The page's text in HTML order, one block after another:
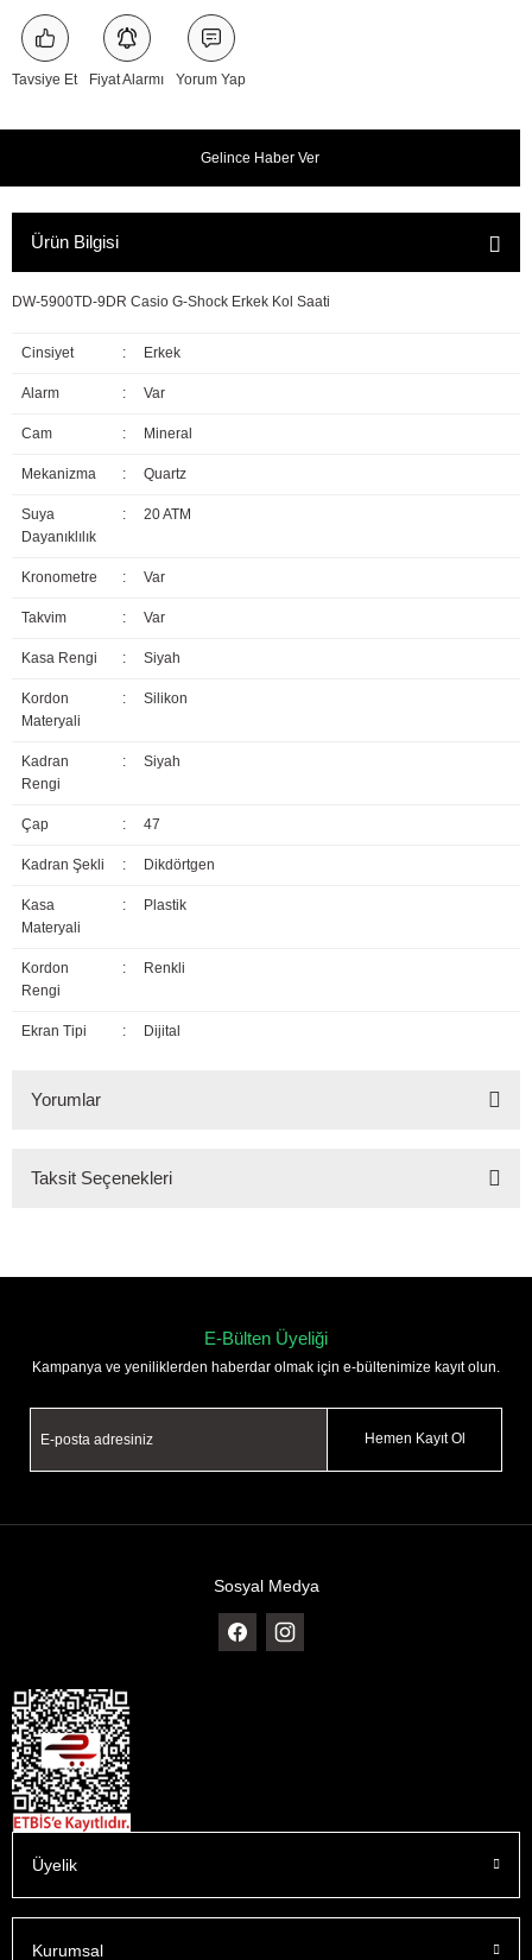
Tavsiye Et Fiyat Alarmı Yorum Yap
Gelince Haber Ver
Ürün Bilgisi
DW-5900TD-9DR Casio G-Shock Erkek Kol Saati
Cinsiyet : Erkek
Alarm : Var
Cam : Mineral
Mekanizma : Quartz
Suya
Dayanıklılık
: 20 ATM
Kronometre : Var
Takvim : Var
Kasa Rengi : Siyah
Kordon
Materyali
: Silikon
Kadran
Rengi
: Siyah
Çap : 47
Kadran Şekli : Dikdörtgen
Kasa
Materyali
: Plastik
Kordon
Rengi
: Renkli
Ekran Tipi : Dijital
Yorumlar
Taksit Seçenekleri
E-Bülten Üyeliği
Kampanya ve yeniliklerden haberdar olmak için e-bültenimize kayıt olun.
Hemen Kayıt Ol
Sosyal Medya
Üyelik
Kurumsal